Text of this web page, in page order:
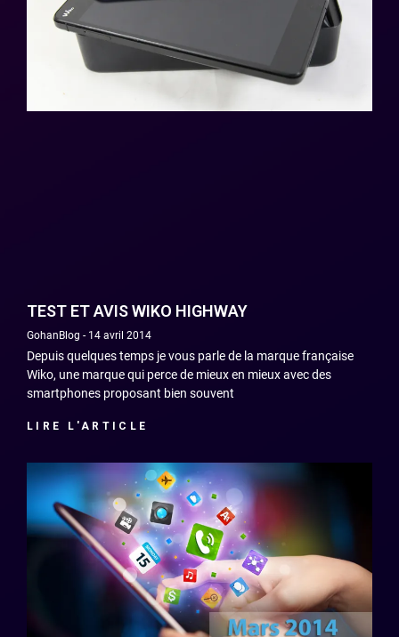
TEST ET AVIS WIKO HIGHWAY
GohanBlog 14 avril 2014
Depuis quelques temps je vous parle de la marque française
Wiko, une marque qui perce de mieux en mieux avec des
smartphones proposant bien souvent
LIRE L'ARTICLE